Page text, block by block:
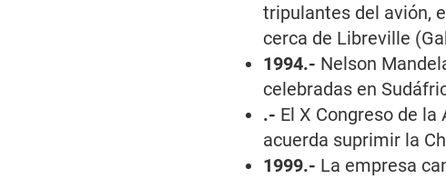
tripulantes del avión,
cerca de Libreville
1994.- Nelson
celebradas en
.- El X Congreso de
acuerda suprimir la
1999.- La empresa